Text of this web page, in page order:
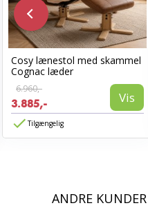
Cosy lænestol med skammel
Cognac læder
6.960,-
3.885,- Vis
Tilgængelig
ANDRE